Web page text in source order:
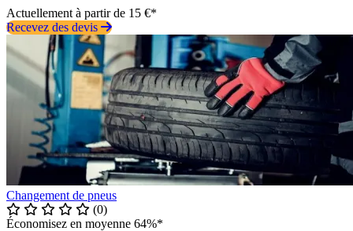
Actuellement à partir de 15 €*
Recevez des devis
Changement de pneus
(0)
Économisez en moyenne 64%*